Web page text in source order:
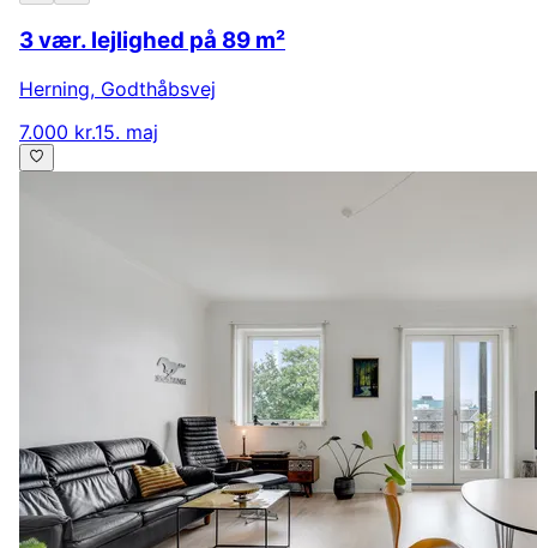
3 vær. lejlighed på 89 m²
Herning, Godthåbsvej
7.000 kr.15. maj